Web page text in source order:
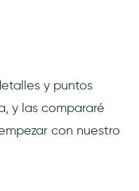
y puntos
y las compararé
con nuestro